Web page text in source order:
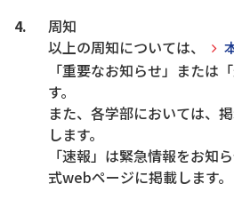
周知
以上の周知については、
「重要なお知らせ」または
す。
また、各学部においては、
します。
「速報」は緊急情報をお知
式webページに掲載します。